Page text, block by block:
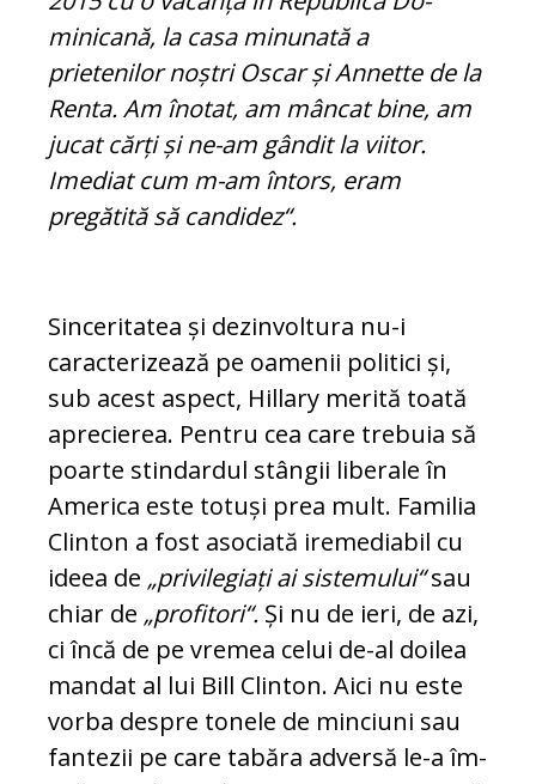
minicană, la casa minunată a
prietenilor noștri Oscar și Annette de la
Renta. Am înotat, am mâncat bine, am
jucat cărți și ne-am gândit la viitor.
Imediat cum m-am întors, eram
pregătită să candidez“.
Sinceritatea și dezinvoltura nu-i
caracterizează pe oamenii politici și,
sub acest aspect, Hillary merită toată
aprecierea. Pentru cea care trebuia să
poarte stindardul stângii liberale în
America este totuși prea mult. Familia
Clinton a fost asociată ire­me­diabil cu
ideea de „privilegiați ai sis­te­mului“sau
chiar de „profitori“. Și nu de ieri, de azi,
ci încă de pe vremea celui de-al doilea
mandat al lui Bill Clinton. Aici nu este
vorba despre tonele de minciuni sau
fantezii pe care tabăra adversă le-a îm­